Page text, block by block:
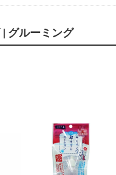
グルーミング